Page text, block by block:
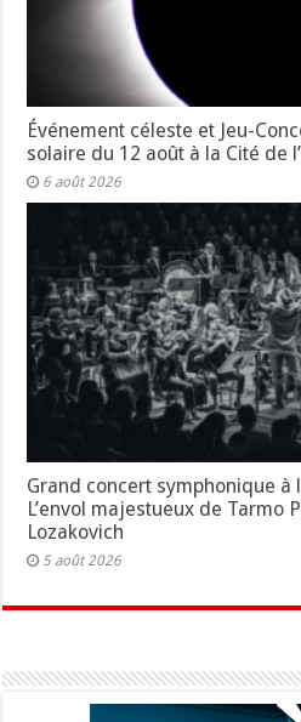
Événement céleste et Jeu-
solaire du 12 août à la Cité de
6 août 2026
Grand concert symphonique à
L’envol majestueux de Tarmo
Lozakovich
5 août 2026